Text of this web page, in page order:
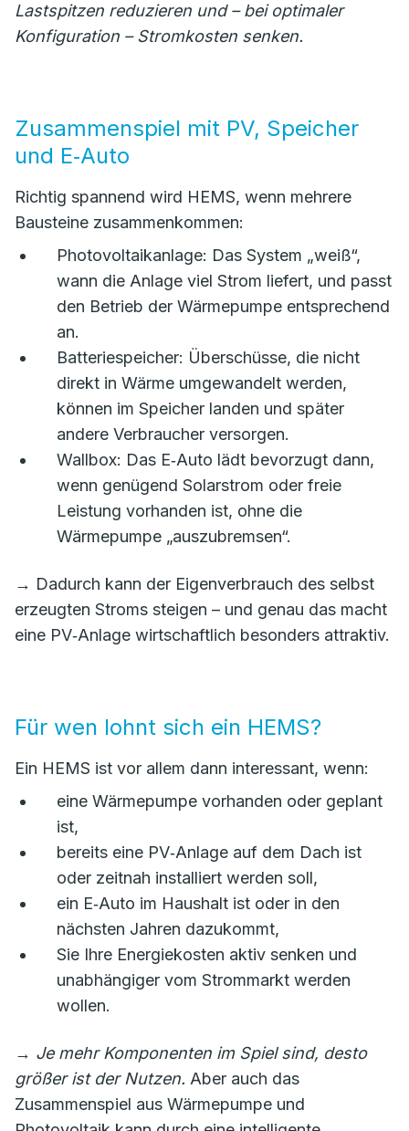
Lastspitzen reduzieren und – bei optimaler
Konfiguration – Stromkosten senken.
Zusammenspiel mit PV, Speicher
und E‑Auto
Richtig spannend wird HEMS, wenn mehrere
Bausteine zusammenkommen:
Photovoltaikanlage: Das System „weiß“,
wann die Anlage viel Strom liefert, und passt
den Betrieb der Wärmepumpe entsprechend
an.
Batteriespeicher: Überschüsse, die nicht
direkt in Wärme umgewandelt werden,
können im Speicher landen und später
andere Verbraucher versorgen.
Wallbox: Das E‑Auto lädt bevorzugt dann,
wenn genügend Solarstrom oder freie
Leistung vorhanden ist, ohne die
Wärmepumpe „auszubremsen“.
→ Dadurch kann der Eigenverbrauch des selbst
erzeugten Stroms steigen – und genau das macht
eine PV‑Anlage wirtschaftlich besonders attraktiv.
Für wen lohnt sich ein HEMS?
Ein HEMS ist vor allem dann interessant, wenn:
eine Wärmepumpe vorhanden oder geplant
ist,
bereits eine PV‑Anlage auf dem Dach ist
oder zeitnah installiert werden soll,
ein E‑Auto im Haushalt ist oder in den
nächsten Jahren dazukommt,
Sie Ihre Energiekosten aktiv senken und
unabhängiger vom Strommarkt werden
wollen.
→ Je mehr Komponenten im Spiel sind, desto
größer ist der Nutzen. Aber auch das
Zusammenspiel aus Wärmepumpe und